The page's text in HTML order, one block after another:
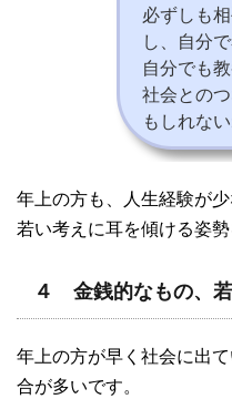
必ずしも
し、自分
自分でも
社会との
もしれない
年上の方も、人生経験が
若い考えに耳を傾ける姿
４ 金銭的なもの、
年上の方が早く社会に出
合が多いです。